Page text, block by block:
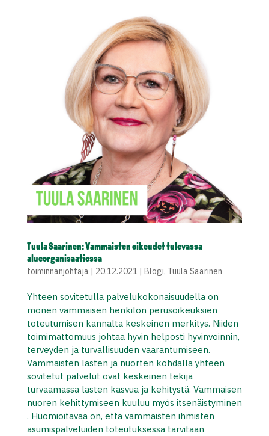
Tuula Saarinen: Vammaisten oikeudet tulevassa
alueorganisaatiossa
toiminnanjohtaja| 20.12.2021 | Blogi, Tuula Saarinen
Yhteen sovitetulla palvelukokonaisuudella on
monen vammaisen henkilön perusoikeuksien
toteutumisen kannalta keskeinen merkitys. Niiden
toimimattomuus johtaa hyvin helposti hyvinvoinnin,
terveyden ja turvallisuuden vaarantumiseen.
Vammaisten lasten ja nuorten kohdalla yhteen
sovitetut palvelut ovat keskeinen tekijä
turvaamassa lasten kasvua ja kehitystä. Vammaisen
nuoren kehittymiseen kuuluu myös itsenäistyminen
. Huomioitavaa on, että vammaisten ihmisten
asumispalveluiden toteutuksessa tarvitaan